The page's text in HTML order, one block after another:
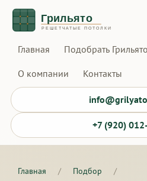
Главная Подобрать Грильято
О компании Контакты
+7 (920)
Главная / Подбор
/